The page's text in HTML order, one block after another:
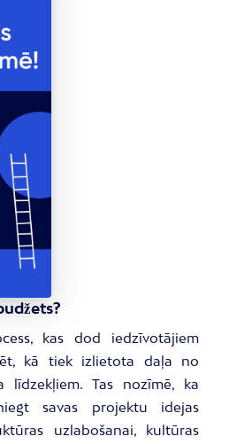
kas dod iedzīvotājiem
kā tiek izlietota daļa no
līdzekļiem. Tas nozīmē, ka
savas projektu idejas
uzlabošanai, kultūras